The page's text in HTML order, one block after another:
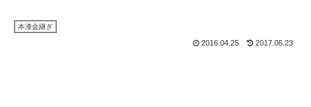
本漆金継ぎ
2016.04.25 2017.06.23